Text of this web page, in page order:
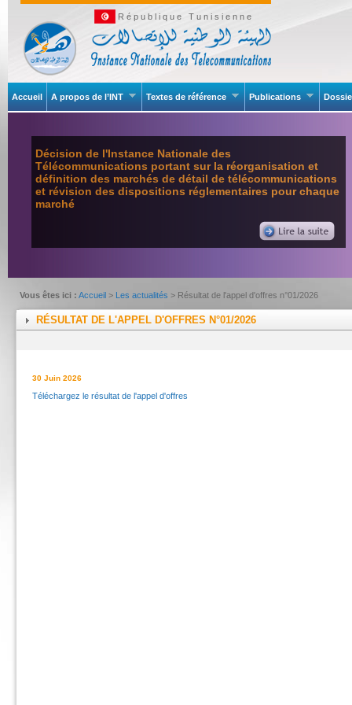
République Tunisienne
Accueil A propos de l’INT Textes de référence Publications
Décision de l'Instance Nationale des
Télécommunications portant sur la réorganisation et
définition des marchés de détail de télécommunications
et révision des dispositions réglementaires pour chaque
marché
Vous êtes ici : Accueil > Les actualités > Résultat de l'appel d'offres n°01/2026
RÉSULTAT DE L'APPEL D'OFFRES N°01/2026
30 Juin 2026
Téléchargez le résultat de l'appel d'offres